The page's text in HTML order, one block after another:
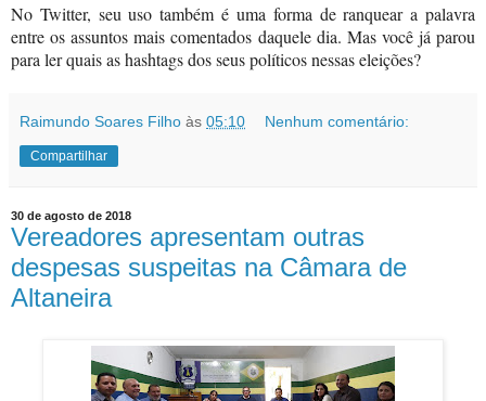
No Twitter, seu uso também é uma forma de ranquear a palavra
entre os assuntos mais comentados daquele dia. Mas você já parou
para ler quais as hashtags dos seus políticos nessas eleições?
Raimundo Soares Filho às 05:10 Nenhum comentário:
Compartilhar
30 de agosto de 2018
Vereadores apresentam outras
despesas suspeitas na Câmara de
Altaneira